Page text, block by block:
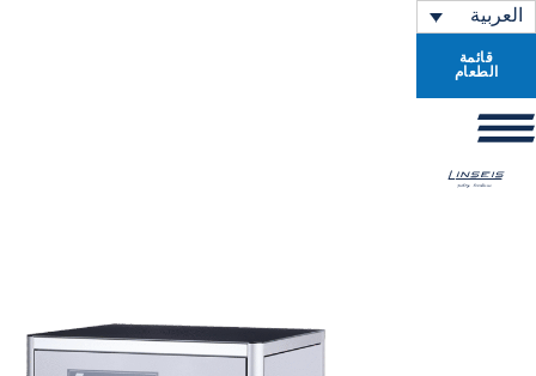
العربية
قائمة
الطعام